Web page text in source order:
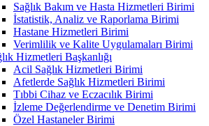
Sağlık Bakım ve Hasta Hizmetleri Birimi
İstatistik, Analiz ve Raporlama Birimi
Hastane Hizmetleri Birimi
Verimlilik ve Kalite Uygulamaları Birimi
Hizmetleri Başkanlığı
Acil Sağlık Hizmetleri Birimi
Afetlerde Sağlık Hizmetleri Birimi
Tıbbi Cihaz ve Eczacılık Birimi
İzleme Değerlendirme ve Denetim Birimi
Özel Hastaneler Birimi